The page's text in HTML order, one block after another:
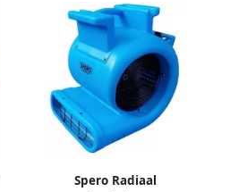
Spero Radiaal